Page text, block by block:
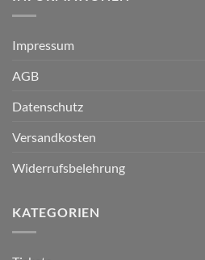
Impressum
AGB
Datenschutz
Versandkosten
Widerrufsbelehrung
KATEGORIEN